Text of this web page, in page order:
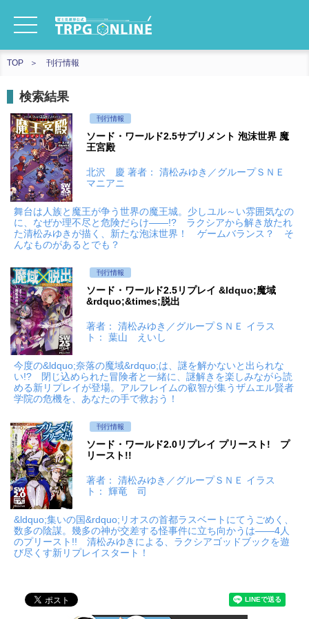
TOP 刊行情報
検索結果
刊行情報
ソード・ワールド2.5サプリメント 泡沫世界 魔
王宮殿
北沢 慶 著者： 清松みゆき／グループＳＮＥ
マニアニ
舞台は人族と魔王が争う世界の魔王城。少しユル～い雰囲気なの
に、なぜか理不尽と危険だらけ――!? ラクシアから解き放たれ
た清松みゆきが描く、新たな泡沫世界！ ゲームバランス？ そ
んなものがあるとでも？
刊行情報
ソード・ワールド2.5リプレイ &ldquo;魔域
&rdquo;&times;脱出
著者： 清松みゆき／グループＳＮＥ イラス
ト： 葉山 えいし
今度の&ldquo;奈落の魔域&rdquo;は、謎を解かないと出られな
い!? 閉じ込められた冒険者と一緒に、謎解きを楽しみながら読
める新リプレイが登場。アルフレイムの叡智が集うザムエル賢者
学院の危機を、あなたの手で救おう！
刊行情報
ソード・ワールド2.0リプレイ プリースト! プ
リースト!!
著者： 清松みゆき／グループＳＮＥ イラス
ト： 輝竜 司
&ldquo;集いの国&rdquo;リオスの首都ラスベートにてうごめく、
数多の陰謀。幾多の神が交差する怪事件に立ち向かうは――4人
のプリースト!! 清松みゆきによる、ラクシアゴッドブックを遊
び尽くす新リプレイスタート！